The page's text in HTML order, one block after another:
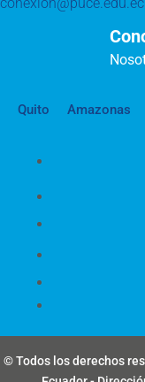
Quito Amazonas
© Todos los derechos